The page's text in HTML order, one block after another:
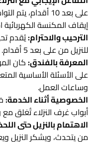
على بعد 10
إيقاف المكنسة الكهربائية
الترحيب والاحترام:يُقدم
للنزيل من على بعد 5 أقدام.
المعرفة بالفندق:كان
على الأسئلة الأساسية
وساعات العمل.
الخصوصية أثناء الخدمة:
أبواب غرف النزلاء تُغلق
الاهتمام بالنزيل حتى
من يتحدث، ويشكر